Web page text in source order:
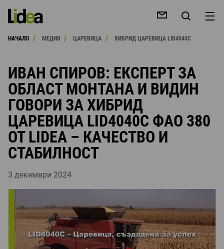
НАЧАЛО / МЕДИЯ / ЦАРЕВИЦА / ХИБРИД ЦАРЕВИЦА LID4040C
ИВАН СПИРОВ: ЕКСПЕРТ ЗА
ОБЛАСТ МОНТАНА И ВИДИН
ГОВОРИ ЗА ХИБРИД
ЦАРЕВИЦА LID4040C ФАО 380
ОТ LIDEA – КАЧЕСТВО И
СТАБИЛНОСТ
3 декември 2024